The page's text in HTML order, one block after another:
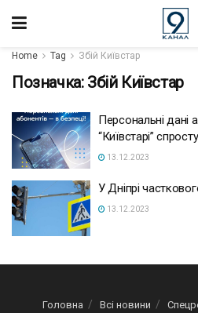
Home Tag Збій Київстар
Позначка: Збій Київстар
Персональні дані
“Київстарі”
13.12.2023
У Дніпрі
13.12.2023
Головна Всі новини